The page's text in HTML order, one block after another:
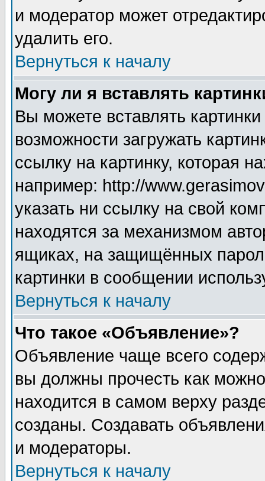
и модератор может
удалить его.
Вернуться к началу
Могу ли я вставлять
Вы можете вставлять
возможности загружать
ссылку на картинку, которая
например: http://
указать ни ссылку на свой
находятся за механизмом
ящиках, на защищённых
картинки в сообщении
Вернуться к началу
Что такое «Объявление»?
Объявление чаще всего
вы должны прочесть как
находится в самом верху
созданы. Создавать
и модераторы.
Вернуться к началу